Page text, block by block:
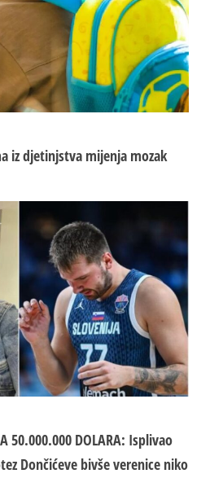
iz d‌jetinjstva mijenja mozak
50.000.000 DOLARA: Isplivao
Dončićeve bivše verenice niko